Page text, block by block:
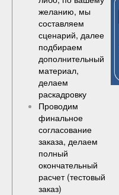
желанию, мы
составляем
сценарий, далее
подбираем
дополнительный
материал,
делаем
раскадровку
Проводим
финальное
согласование
заказа, делаем
полный
окончательный
расчет (тестовый
заказ)